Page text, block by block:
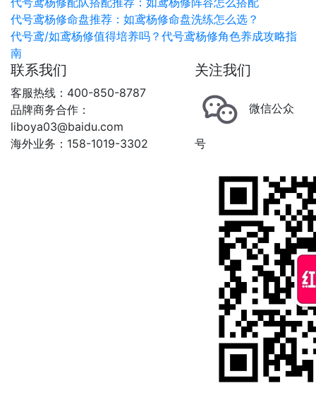
代号鸢杨修命盘推荐：如鸢杨修命盘洗练怎么选？
代号鸢/如鸢杨修值得培养吗？代号鸢杨修角色养成攻略指
南
联系我们
客服热线：400-850-8787
品牌商务合作：
liboya03@baidu.com
海外业务：158-1019-3302
关注我们
微信公众
号